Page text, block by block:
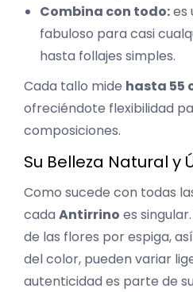
Combina con todo:es
fabuloso para casi
hasta follajes simples.
Cada tallo mide hasta 55
ofreciéndote flexibilidad
composiciones.
Su Belleza Natural y
Como sucede con todas
cada Antirrino es
de las flores por espiga,
del color, pueden variar
autenticidad es parte de